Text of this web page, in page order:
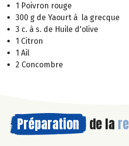
1 Poivron rouge
300 g de Yaourt à la grecque
3 c. à s. de Huile d'olive
1 Citron
1 Ail
2 Concombre
Préparation de la